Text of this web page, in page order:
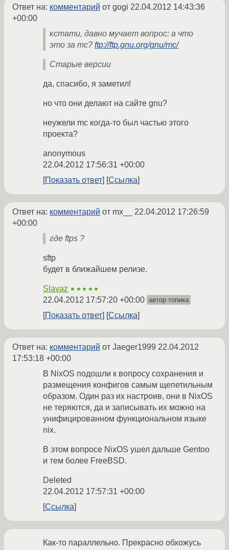
Ответ на: комментарий от gogi 22.04.2012 14:43:36
+00:00
кстати, давно мучает вопрос: а что
это за mc? ftp://ftp.gnu.org/gnu/mc/
Старые версии
да, спасибо, я заметил!
но что они делают на сайте gnu?
неужели mc когда-то был частью этого
проекта?
anonymous
22.04.2012 17:56:31 +00:00
Показать ответ
Ссылка
Ответ на: комментарий от mx__ 22.04.2012 17:26:59
+00:00
где ftps ?
sftp
будет в ближайшем релизе.
Slavaz ★★★★★
22.04.2012 17:57:20 +00:00 автор топика
Показать ответ Ссылка
Ответ на: комментарий от Jaeger1999 22.04.2012
17:53:18 +00:00
В NixOS подошли к вопросу сохранения и
размещения конфигов самым щепетильным
образом. Один раз их настроив, они в NixOS
не теряются, да и записывать их можно на
унифицированном функциональном языке
nix.
В этом вопросе NixOS ушел дальше Gentoo
и тем более FreeBSD.
Deleted
22.04.2012 17:57:31 +00:00
Ссылка
Как-то параллельно. Прекрасно обхожусь